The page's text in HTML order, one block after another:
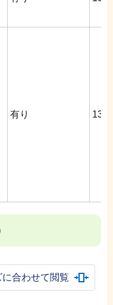
有り 13分
合わせて閲覧